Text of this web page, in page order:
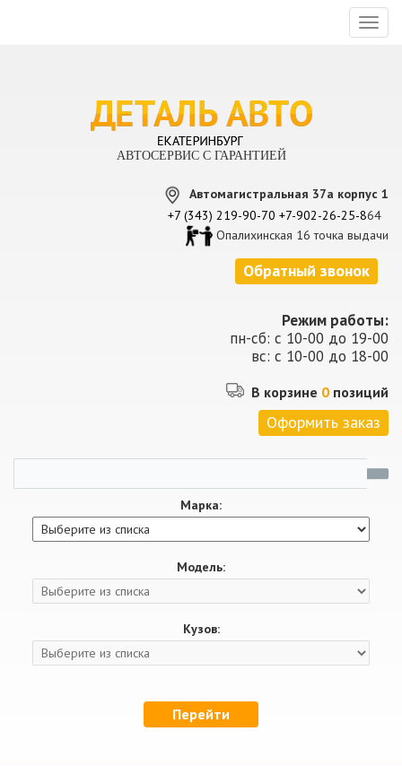
АВТОСЕРВИС С ГАРАНТИЕЙ
Автомагистральная 37а корпус 1
+7 (343) 219-90-70 +7-902-26-25-864
Опалихинская 16 точка выдачи
Обратный звонок
Режим работы:
пн-сб: с 10-00 до 19-00
вс: с 10-00 до 18-00
В корзине 0 позиций
Оформить заказ
Марка:
Модель:
Кузов:
Перейти